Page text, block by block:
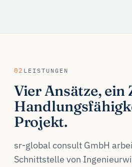
02 LEISTUNGEN
Vier Ansätze, ein
Projekt.
sr-global consult GmbH
Schnittstelle von